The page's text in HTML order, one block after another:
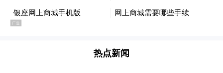
身。
位总裁在上任仅数周时就领导了一项影响深
热点新闻